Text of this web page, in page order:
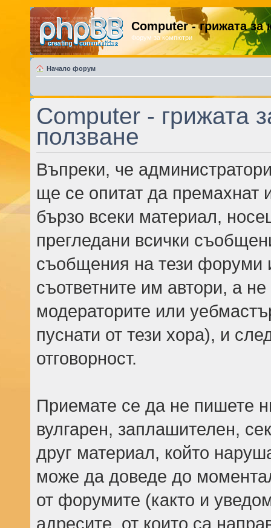
Computer - грижата
Форум за компютри
Начало форум
Computer - грижата
ползване
Въпреки, че
ще се опитат да премахнат
бързо всеки материал,
прегледани всички
съобщения на тези форуми
съответните им автори, а
модераторите или
пуснати от тези хора), и
отговорност.
Приемате се да не пишете
вулгарен, заплашителен,
друг материал, който
може да доведе до
от форумите (както и
адресите, от които са